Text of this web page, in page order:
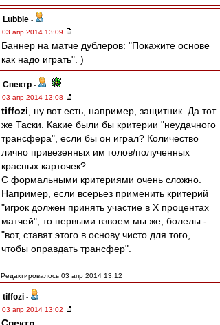
Lubbie -
03 апр 2014 13:09
Баннер на матче дублеров: "Покажите основе
как надо играть". )
Спектр -
03 апр 2014 13:08
tiffozi , ну вот есть, например, защитник. Да тот
же Таски. Какие были бы критерии "неудачного
трансфера", если бы он играл? Количество
лично привезенных им голов/полученных
красных карточек?
С формальными критериями очень сложно.
Например, если всерьез применить критерий
"игрок должен принять участие в X процентах
матчей", то первыми взвоем мы же, болелы -
"вот, ставят этого в основу чисто для того,
чтобы оправдать трансфер".
Редактировалось 03 апр 2014 13:12
tiffozi -
03 апр 2014 13:02